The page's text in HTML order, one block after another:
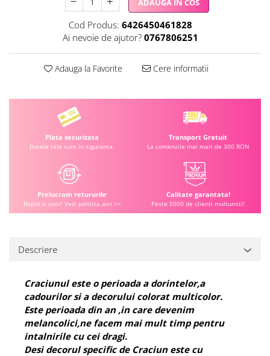
ADAUGA IN COS
Cod Produs: 6426450461828
Ai nevoie de ajutor? 0767806251
Adauga la Favorite Cere informatii
Plata securizata
Datele tale sunt in siguranta.
Transport Gratuit
La comenzile mai mari de 300 RON
Prelucram retururile
Rapid si usor! Vezi politica aici <<
Calitate garantata!
Peste 5000 de clienti multumiti!
Descriere
Craciunul este o perioada a dorintelor,a
cadourilor si a decorului colorat multicolor.
Este perioada din an ,in care devenim
melancolici,ne facem mai mult timp pentru
intalnirile cu cei dragi.
Desi decorul specific de Craciun este cu